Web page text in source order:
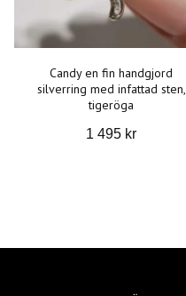
Candy en fin handgjord
silverring med infattad sten,
tigeröga
1 495 kr